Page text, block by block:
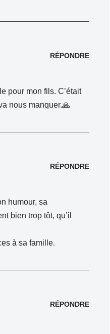
RÉPONDRE
pour mon fils. C’était
nous manquer.🙏
RÉPONDRE
humour, sa
bien trop tôt, qu’il
à sa famille.
RÉPONDRE